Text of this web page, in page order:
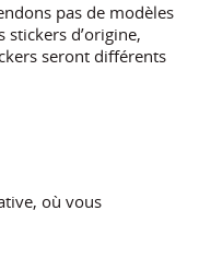
pas de modèles
d’origine,
seront différents
où vous